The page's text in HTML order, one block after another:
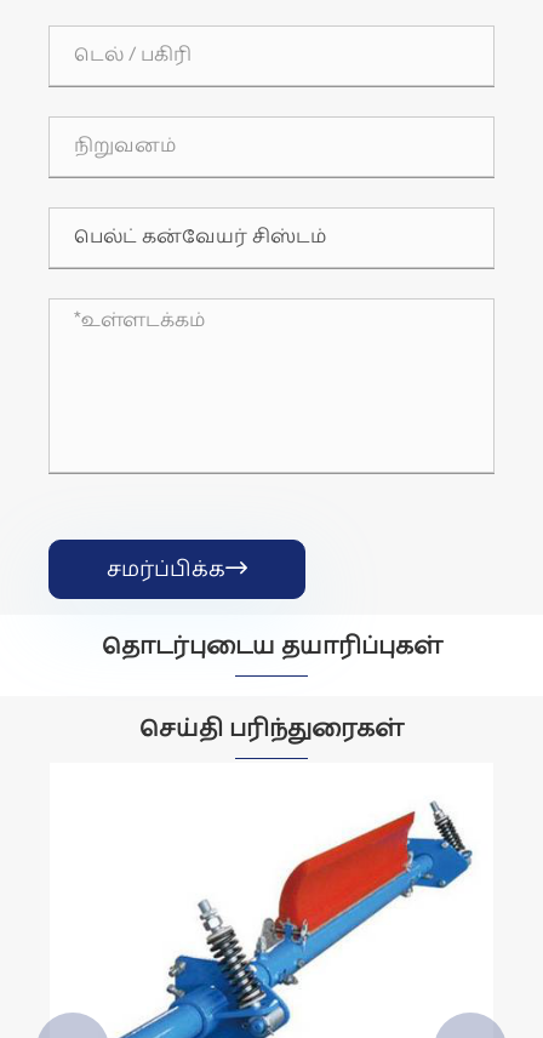
சமர்ப்பிக்க
தொடர்புடைய தயாரிப்புகள்
செய்தி பரிந்துரைகள்